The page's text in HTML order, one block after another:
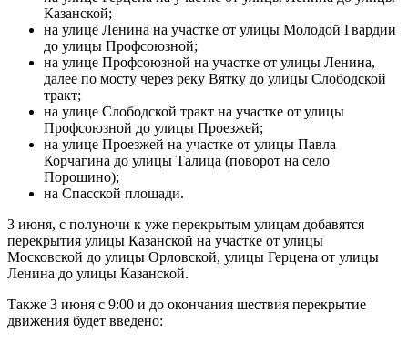
Казанской;
на улице Ленина на участке от улицы Молодой Гвардии
до улицы Профсоюзной;
на улице Профсоюзной на участке от улицы Ленина,
далее по мосту через реку Вятку до улицы Слободской
тракт;
на улице Слободской тракт на участке от улицы
Профсоюзной до улицы Проезжей;
на улице Проезжей на участке от улицы Павла
Корчагина до улицы Талица (поворот на село
Порошино);
на Спасской площади.
3 июня, с полуночи к уже перекрытым улицам добавятся
перекрытия улицы Казанской на участке от улицы
Московской до улицы Орловской, улицы Герцена от улицы
Ленина до улицы Казанской.
Также 3 июня с 9:00 и до окончания шествия перекрытие
движения будет введено: